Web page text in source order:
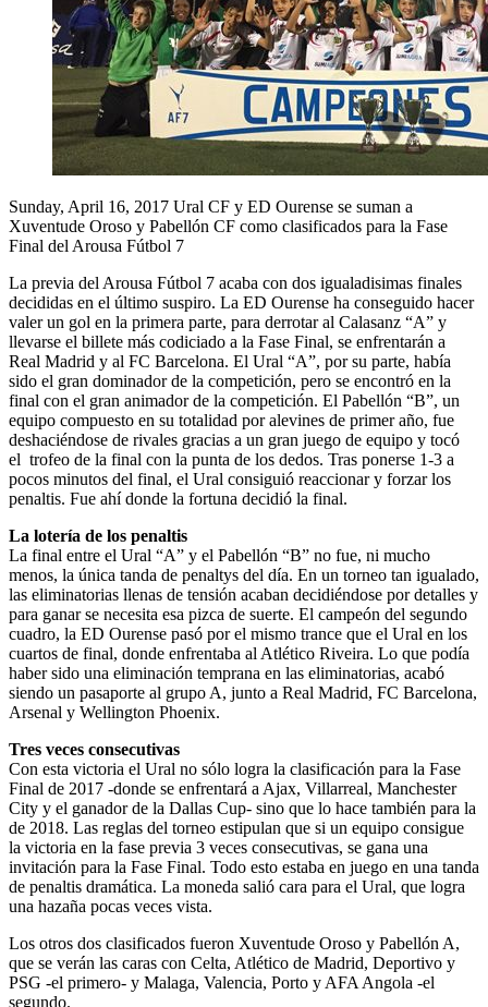
Sunday, April 16, 2017 Ural CF y ED Ourense se suman a
Xuventude Oroso y Pabellón CF como clasificados para la Fase
Final del Arousa Fútbol 7
La previa del Arousa Fútbol 7 acaba con dos igualadisimas finales
decididas en el último suspiro. La ED Ourense ha conseguido hacer
valer un gol en la primera parte, para derrotar al Calasanz “A” y
llevarse el billete más codiciado a la Fase Final, se enfrentarán a
Real Madrid y al FC Barcelona. El Ural “A”, por su parte, había
sido el gran dominador de la competición, pero se encontró en la
final con el gran animador de la competición. El Pabellón “B”, un
equipo compuesto en su totalidad por alevines de primer año, fue
deshaciéndose de rivales gracias a un gran juego de equipo y tocó
el trofeo de la final con la punta de los dedos. Tras ponerse 1-3 a
pocos minutos del final, el Ural consiguió reaccionar y forzar los
penaltis. Fue ahí donde la fortuna decidió la final.
La lotería de los penaltis
La final entre el Ural “A” y el Pabellón “B” no fue, ni mucho
menos, la única tanda de penaltys del día. En un torneo tan igualado,
las eliminatorias llenas de tensión acaban decidiéndose por detalles y
para ganar se necesita esa pizca de suerte. El campeón del segundo
cuadro, la ED Ourense pasó por el mismo trance que el Ural en los
cuartos de final, donde enfrentaba al Atlético Riveira. Lo que podía
haber sido una eliminación temprana en las eliminatorias, acabó
siendo un pasaporte al grupo A, junto a Real Madrid, FC Barcelona,
Arsenal y Wellington Phoenix.
Tres veces consecutivas
Con esta victoria el Ural no sólo logra la clasificación para la Fase
Final de 2017 -donde se enfrentará a Ajax, Villarreal, Manchester
City y el ganador de la Dallas Cup- sino que lo hace también para la
de 2018. Las reglas del torneo estipulan que si un equipo consigue
la victoria en la fase previa 3 veces consecutivas, se gana una
invitación para la Fase Final. Todo esto estaba en juego en una tanda
de penaltis dramática. La moneda salió cara para el Ural, que logra
una hazaña pocas veces vista.
Los otros dos clasificados fueron Xuventude Oroso y Pabellón A,
que se verán las caras con Celta, Atlético de Madrid, Deportivo y
PSG -el primero- y Malaga, Valencia, Porto y AFA Angola -el
segundo.